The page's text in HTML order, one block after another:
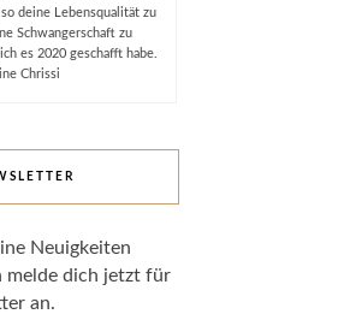
deine Lebensqualität zu
Schwangerschaft zu
es 2020 geschafft habe.
Chrissi
Neuigkeiten
melde dich jetzt für
an.